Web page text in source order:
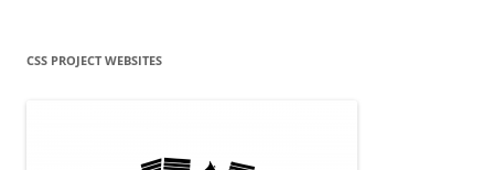
CSS PROJECT WEBSITES